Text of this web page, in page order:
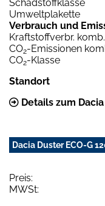
Schadstoffklasse
Umweltplakette
Verbrauch und
Kraftstoffverbr. komb.
CO2-Emissionen
CO2-Klasse
Standort
Details zum
Dacia Duster ECO-G
Preis:
MWSt: